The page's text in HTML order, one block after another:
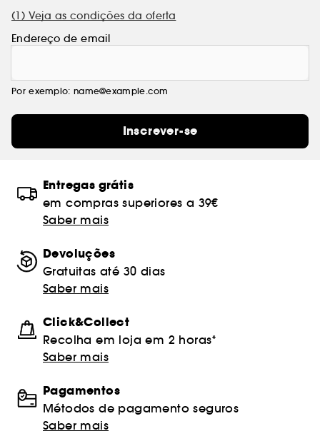
(1) Veja as condições da oferta
Endereço de email
Por exemplo: name@example.com
Inscrever-se
Entregas grátis
em compras superiores a 39€
Saber mais
Devoluções
Gratuitas até 30 dias
Saber mais
Click&Collect
Recolha em loja em 2 horas*
Saber mais
Pagamentos
Métodos de pagamento seguros
Saber mais